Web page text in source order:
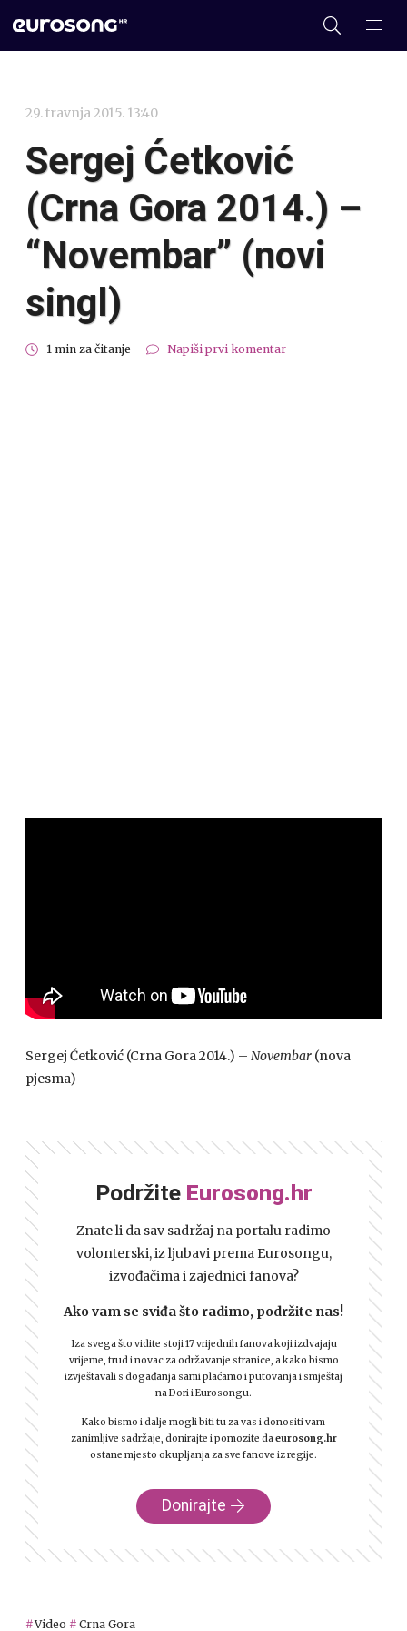
29. travnja 2015. 13:40
Sergej Ćetković
(Crna Gora 2014.) –
“Novembar” (novi
singl)
1 min za čitanje Napiši prvi komentar
Sergej Ćetković (Crna Gora 2014.) – Novembar (nova
pjesma)
Podržite Eurosong.hr
Znate li da sav sadržaj na portalu radimo
volonterski, iz ljubavi prema Eurosongu,
izvođačima i zajednici fanova?
Ako vam se sviđa što radimo, podržite nas!
Iza svega što vidite stoji 17 vrijednih fanova koji izdvajaju
vrijeme, trud i novac za održavanje stranice, a kako bismo
izvještavali s događanja sami plaćamo i putovanja i smještaj
na Dori i Eurosongu.
Kako bismo i dalje mogli biti tu za vas i donositi vam
zanimljive sadržaje, donirajte i pomozite da eurosong.hr
ostane mjesto okupljanja za sve fanove iz regije.
Donirajte
Video Crna Gora